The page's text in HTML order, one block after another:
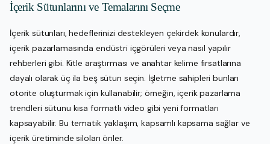
İçerik Sütunlarını ve Temalarını Seçme
İçerik sütunları, hedeflerinizi destekleyen çekirdek konulardır,
içerik pazarlamasında endüstri içgörüleri veya nasıl yapılır
rehberleri gibi. Kitle araştırması ve anahtar kelime fırsatlarına
dayalı olarak üç ila beş sütun seçin. İşletme sahipleri bunları
otorite oluşturmak için kullanabilir; örneğin, içerik pazarlama
trendleri sütunu kısa formatlı video gibi yeni formatları
kapsayabilir. Bu tematik yaklaşım, kapsamlı kapsama sağlar ve
içerik üretiminde siloları önler.